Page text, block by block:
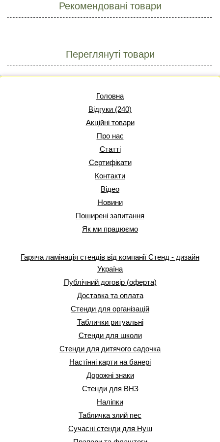
Рекомендовані товари
Переглянуті товари
Головна
Відгуки (240)
Акційні товари
Про нас
Статті
Сертифікати
Контакти
Відео
Новини
Поширені запитання
Як ми працюємо
Гаряча ламінація стендів від компанії Стенд - дизайн
Україна
Публічний договір (оферта)
Доставка та оплата
Стенди для організацій
Таблички ритуальні
Стенди для школи
Стенди для дитячого садочка
Настінні карти на банері
Дорожні знаки
Стенди для ВНЗ
Наліпки
Табличка злий пес
Сучасні стенди для Нуш